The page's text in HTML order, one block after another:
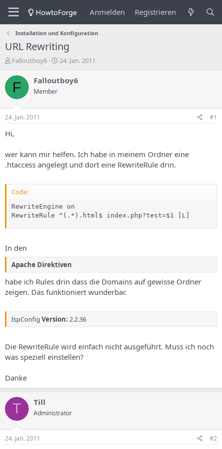
Anmelden Registrieren
Installation und Konfiguration
URL Rewriting
E
s
e
e
r
d
s
T
m
a
s
Falloutboy6
E
s
d
a
24. Jan. 2011
F Falloutboy6
Member
24. Jan. 2011 #1
Hi,
wer kann mir helfen. Ich habe in meinem Ordner eine
.htaccess angelegt und dort eine RewriteRule drin.
Code:
RewriteEngine on
RewriteRule ^(.*).html$ index.php?test=$1 [L]
In den
Apache Direktiven
habe ich Rules drin dass die Domains auf gewisse Ordner
zeigen. Das funktioniert wunderbar.
IspConfig Version: 2.2.36
Die RewriteRule wird einfach nicht ausgeführt. Muss ich noch
was speziell einstellen?
Danke
T Till
Administrator
24. Jan. 2011 #2